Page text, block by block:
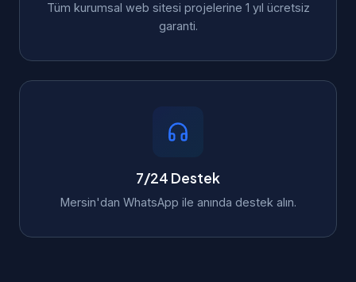
Tüm kurumsal web sitesi projelerine 1 yıl ücretsiz
garanti.
7/24 Destek
Mersin'dan WhatsApp ile anında destek alın.